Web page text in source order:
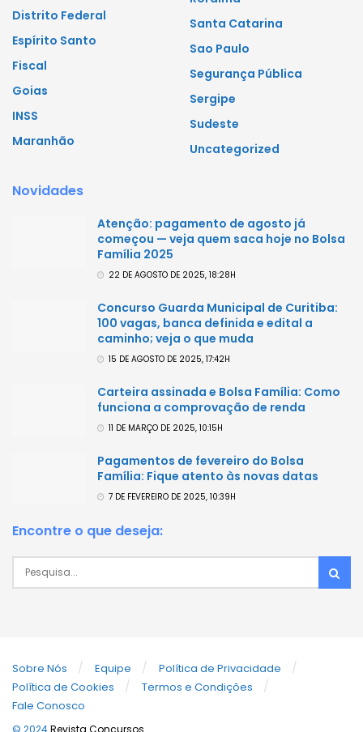
Distrito Federal
Espírito Santo
Fiscal
Goias
INSS
Maranhão
Santa Catarina
Sao Paulo
Segurança Pública
Sergipe
Sudeste
Uncategorized
Novidades
Atenção: pagamento de agosto já
começou — veja quem saca hoje no Bolsa
Família 2025
22 DE AGOSTO DE 2025, 18:28H
Concurso Guarda Municipal de Curitiba:
100 vagas, banca definida e edital a
caminho; veja o que muda
15 DE AGOSTO DE 2025, 17:42H
Carteira assinada e Bolsa Família: Como
funciona a comprovação de renda
11 DE MARÇO DE 2025, 10:15H
Pagamentos de fevereiro do Bolsa
Família: Fique atento às novas datas
7 DE FEVEREIRO DE 2025, 10:39H
Encontre o que deseja:
Sobre Nós Equipe
Política de Privacidade
Política de Cookies
Termos e Condições
Fale Conosco
© 2024Revista Concursos